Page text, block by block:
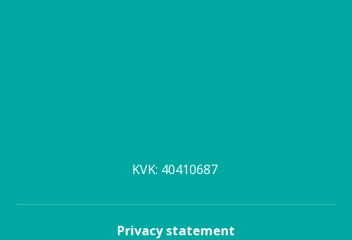
KVK: 40410687
Privacy statement